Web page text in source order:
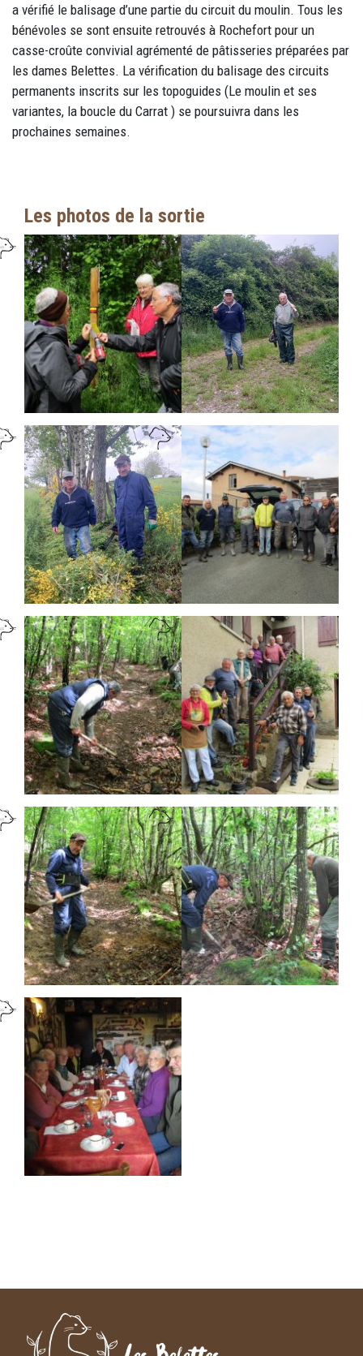
a vérifié le balisage d’une partie du circuit du moulin. Tous les
bénévoles se sont ensuite retrouvés à Rochefort pour un
casse-croûte convivial agrémenté de pâtisseries préparées par
les dames Belettes. La vérification du balisage des circuits
permanents inscrits sur les topoguides (Le moulin et ses
variantes, la boucle du Carrat ) se poursuivra dans les
prochaines semaines.
Les photos de la sortie